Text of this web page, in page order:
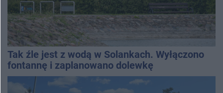
Tak źle jest z wodą w Solankach. Wyłączono
fontannę i zaplanowano dolewkę